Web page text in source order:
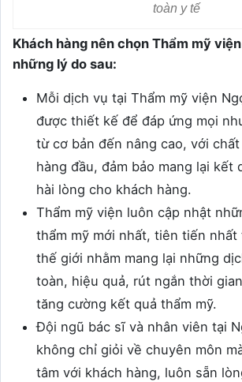
toàn y tế
Khách hàng nên chọn Thẩm mỹ
những lý do sau:
Mỗi dịch vụ tại Thẩm mỹ viện
được thiết kế để đáp ứng mọi
từ cơ bản đến nâng cao, với
hàng đầu, đảm bảo mang lại kết
hài lòng cho khách hàng.
Thẩm mỹ viện luôn cập nhật
thẩm mỹ mới nhất, tiên tiến
thế giới nhằm mang lại những
toàn, hiệu quả, rút ngắn thời
tăng cường kết quả thẩm mỹ.
Đội ngũ bác sĩ và nhân viên tại
không chỉ giỏi về chuyên môn
tâm với khách hàng, luôn sẵn